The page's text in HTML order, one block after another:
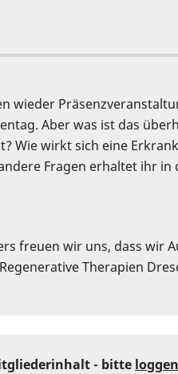
wieder
Aber was ist das
Wie wirkt sich eine
Fragen erhaltet ihr in
freuen wir uns, dass wir
Therapien
- bitte